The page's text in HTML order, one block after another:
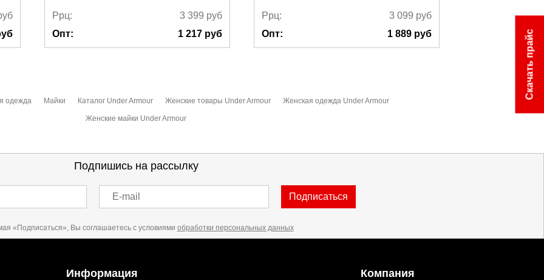
Ррц: 3 399 руб
Опт:
1 217 руб
Ррц: 3 099 руб
Опт:
1 889 руб
одежда Майки Каталог Under Armour Женские товары Under Armour Женская одежда Under Armour
Женские майки Under Armour
Подпишись на рассылку
E-mail Подписаться
«Подписаться», Вы соглашаетесь с условиями обработки персональных данных
Информация Компания
Скачать прайс